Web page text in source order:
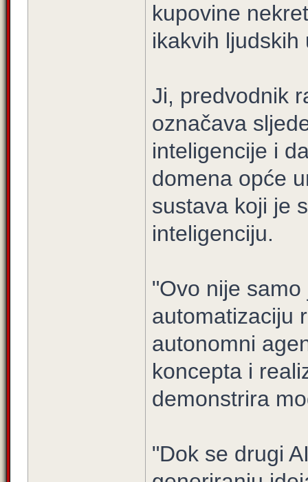
kupovine
ikakvih ljudskih
Ji, predvodnik
označava
inteligencije i
domena opće
sustava koji je
inteligenciju.
"Ovo nije
automatizaciju
autonomni
koncepta i
demonstrira
"Dok se drugi